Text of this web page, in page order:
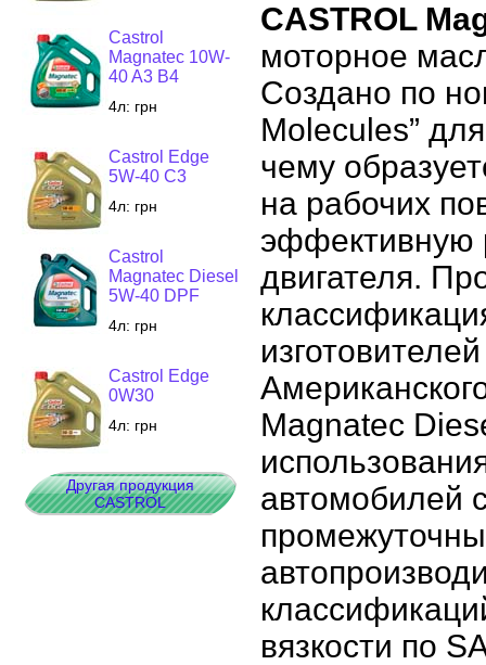
Castrol
Magnatec 10W-
40 A3 B4
4л: грн
Castrol Edge
5W-40 C3
4л: грн
Castrol
Magnatec Diesel
5W-40 DPF
4л: грн
Castrol Edge
0W30
4л: грн
Другая продукция
CASTROL
CASTROL
моторное
Создано по
Molecules”
чему
на рабочих
эффективную
двигателя.
Magnatec
автомобилей
вязкости по